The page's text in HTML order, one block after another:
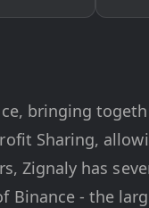
bringing
Sharing,
Zignaly has
- the